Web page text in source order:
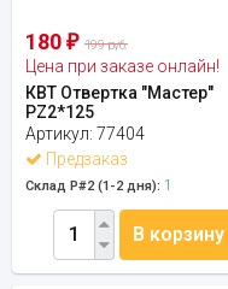
180 ₽ 199 руб.
Цена при заказе онлайн!
КВТ Отвертка "Мастер"
PZ2*125
Артикул: 77404
Предзаказ
Склад Р#2 (1-2 дня): 1
В корзину